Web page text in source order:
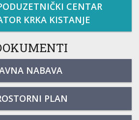
CENTAR
KRKA KISTANJE
NABAVA
PLAN